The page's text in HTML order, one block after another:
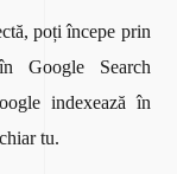
poți începe prin
Google Search
indexează în
tu.